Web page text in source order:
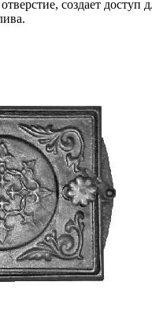
создает доступ